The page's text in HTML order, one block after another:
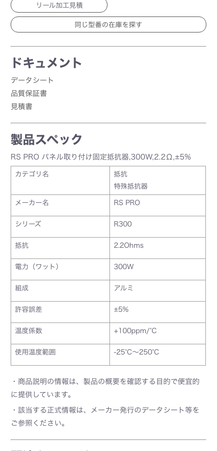
リール加工見積
ドキュメント
データシート
品質保証書
見積書
製品スペック
RS PRO パネル取り付け固定抵抗器,300W,2.2Ω,±5%
カテゴリ名
抵抗
特殊抵抗器
メーカー名 RS PRO
シリーズ R300
抵抗 2.2Ohms
電力（ワット） 300W
組成 アルミ
許容誤差 ±5%
温度係数 +100ppm/°C
使用温度範囲 -25°C～250°C
・商品説明の情報は、製品の概要を確認する目的で便宜的
に提供しています。
・該当する正式情報は、メーカー発行のデータシート等を
ご参照ください。